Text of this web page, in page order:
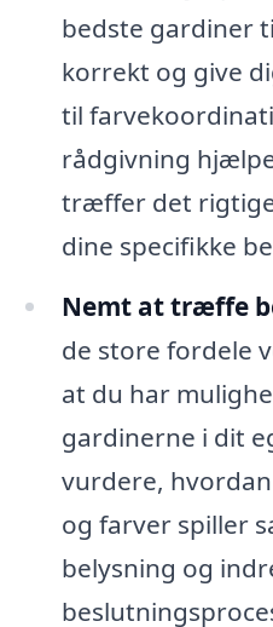
bedste gardiner
korrekt og give
til
rådgivning
træffer det
dine specifikke
Nemt at træffe
de store fordele
at du har
gardinerne i dit
vurdere,
og farver spiller
belysning og